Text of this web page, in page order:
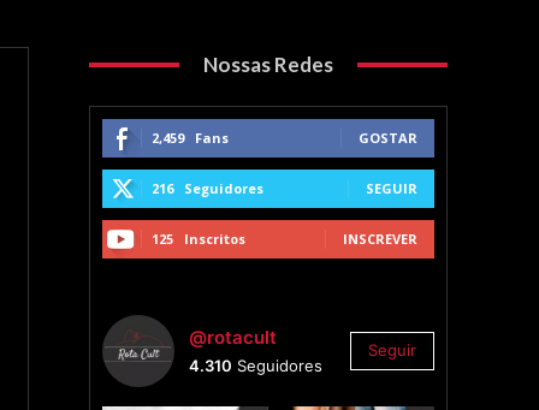
Nossas Redes
2,459 Fans GOSTAR
216 Seguidores SEGUIR
125 Inscritos INSCREVER
@rotacult
4.310 Seguidores
Seguir